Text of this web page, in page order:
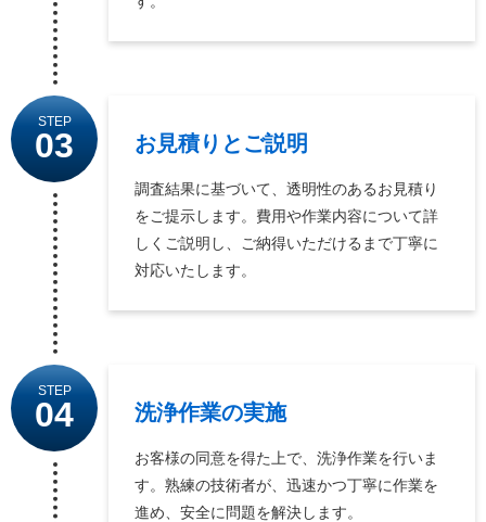
STEP
03 お見積りとご説明
調査結果に基づいて、透明性のあるお見積り
をご提示します。費用や作業内容について詳
しくご説明し、ご納得いただけるまで丁寧に
対応いたします。
STEP
04 洗浄作業の実施
お客様の同意を得た上で、洗浄作業を行いま
す。熟練の技術者が、迅速かつ丁寧に作業を
進め、安全に問題を解決します。